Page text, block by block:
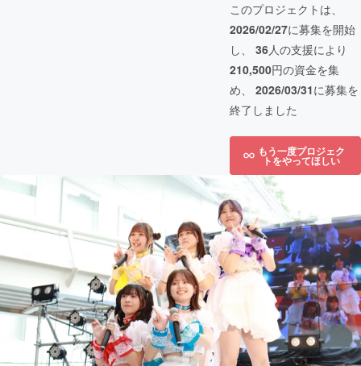
このプロジェクトは、
2026/02/27に募集を開始
し、 36人の支援により
210,500円の資金を集
め、 2026/03/31に募集を
終了しました
もう一度プロジェク
トをやってほしい